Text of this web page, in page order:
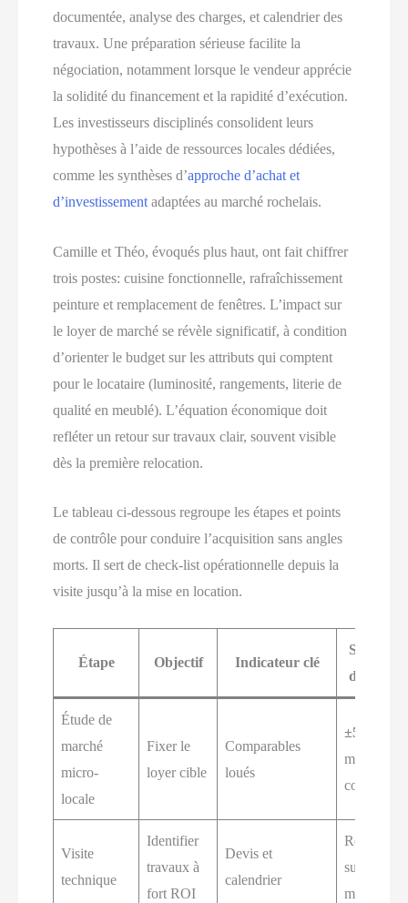
documentée, analyse des charges, et calendrier des
travaux. Une préparation sérieuse facilite la
négociation, notamment lorsque le vendeur apprécie
la solidité du financement et la rapidité d’exécution.
Les investisseurs disciplinés consolident leurs
hypothèses à l’aide de ressources locales dédiées,
comme les synthèses d’approche d’achat et
d’investissement adaptées au marché rochelais.
Camille et Théo, évoqués plus haut, ont fait chiffrer
trois postes: cuisine fonctionnelle, rafraîchissement
peinture et remplacement de fenêtres. L’impact sur
le loyer de marché se révèle significatif, à condition
d’orienter le budget sur les attributs qui comptent
pour le locataire (luminosité, rangements, literie de
qualité en meublé). L’équation économique doit
refléter un retour sur travaux clair, souvent visible
dès la première relocation.
Le tableau ci-dessous regroupe les étapes et points
de contrôle pour conduire l’acquisition sans angles
morts. Il sert de check-list opérationnelle depuis la
visite jusqu’à la mise en location.
Étape Objectif Indicateur clé
Seuil de
décision
Étude de
marché
micro-
locale
Fixer le
loyer cible
Comparables
loués
±5%
médian
constaté
Visite
technique
Identifier
travaux à
fort ROI
Devis et
calendrier
Retour
sur 24–36
mois